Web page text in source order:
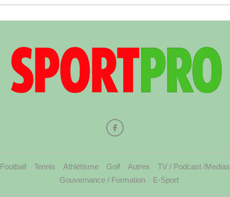
Football Tennis Athlétisme Golf Autres
TV / Podcast /Medias
Gouvernance / Formation
E-Sport